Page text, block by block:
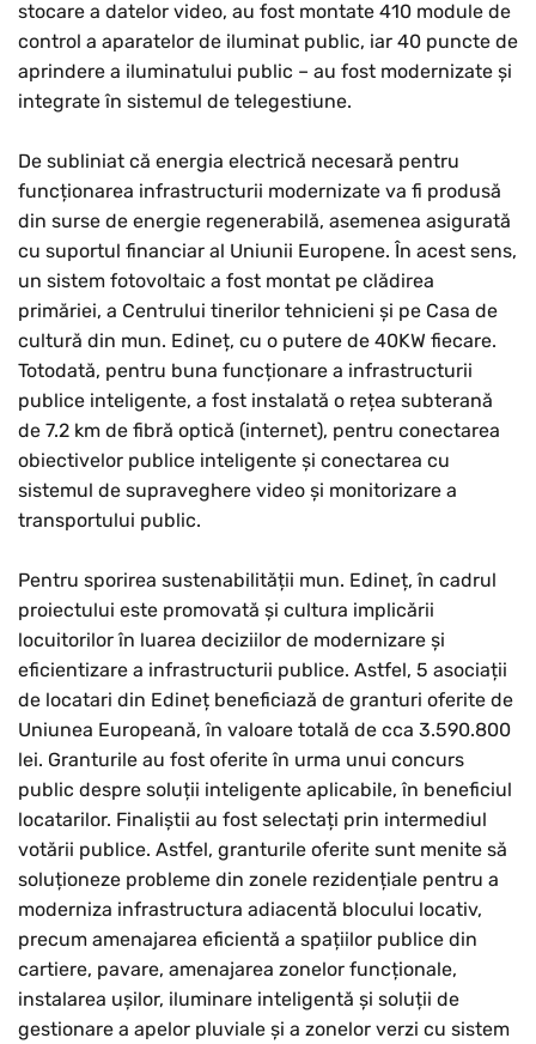
stocare a datelor video, au fost montate 410 module de
control a aparatelor de iluminat public, iar 40 puncte de
aprindere a iluminatului public – au fost modernizate și
integrate în sistemul de telegestiune.
De subliniat că energia electrică necesară pentru
funcționarea infrastructurii modernizate va fi produsă
din surse de energie regenerabilă, asemenea asigurată
cu suportul financiar al Uniunii Europene. În acest sens,
un sistem fotovoltaic a fost montat pe clădirea
primăriei, a Centrului tinerilor tehnicieni și pe Casa de
cultură din mun. Edineț, cu o putere de 40KW fiecare.
Totodată, pentru buna funcționare a infrastructurii
publice inteligente, a fost instalată o rețea subterană
de 7.2 km de fibră optică (internet), pentru conectarea
obiectivelor publice inteligente și conectarea cu
sistemul de supraveghere video și monitorizare a
transportului public.
Pentru sporirea sustenabilității mun. Edineț, în cadrul
proiectului este promovată și cultura implicării
locuitorilor în luarea deciziilor de modernizare și
eficientizare a infrastructurii publice. Astfel, 5 asociații
de locatari din Edineț beneficiază de granturi oferite de
Uniunea Europeană, în valoare totală de cca 3.590.800
lei. Granturile au fost oferite în urma unui concurs
public despre soluții inteligente aplicabile, în beneficiul
locatarilor. Finaliștii au fost selectați prin intermediul
votării publice. Astfel, granturile oferite sunt menite să
soluționeze probleme din zonele rezidențiale pentru a
moderniza infrastructura adiacentă blocului locativ,
precum amenajarea eficientă a spațiilor publice din
cartiere, pavare, amenajarea zonelor funcționale,
instalarea ușilor, iluminare inteligentă și soluții de
gestionare a apelor pluviale și a zonelor verzi cu sistem